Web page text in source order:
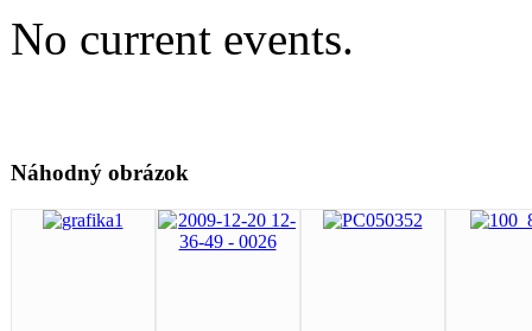
No current events.
Náhodný obrázok